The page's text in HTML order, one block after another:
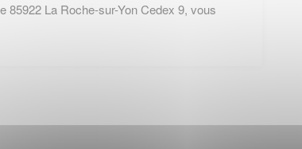
85922 La Roche-sur-Yon Cedex 9, vous